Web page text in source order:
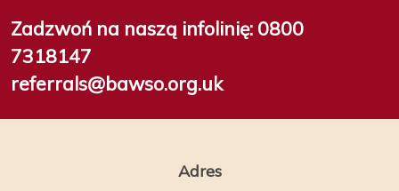
Zadzwoń na naszą infolinię: 0800
7318147
referrals@bawso.org.uk
Adres